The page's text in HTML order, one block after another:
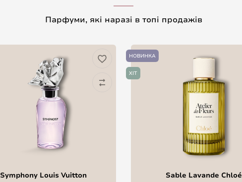
Парфуми, які наразі в топі продажів
Symphony Louis Vuitton
НОВИНКА
ХІТ
Sable Lavande Chloé